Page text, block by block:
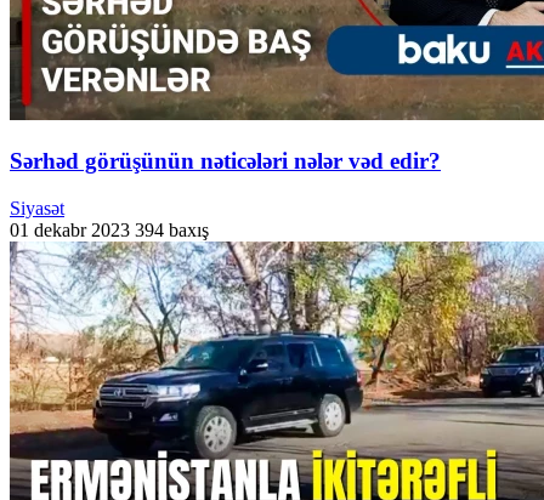
Sərhəd görüşünün nəticələri nələr vəd edir?
Siyasət
01 dekabr 2023 394 baxış